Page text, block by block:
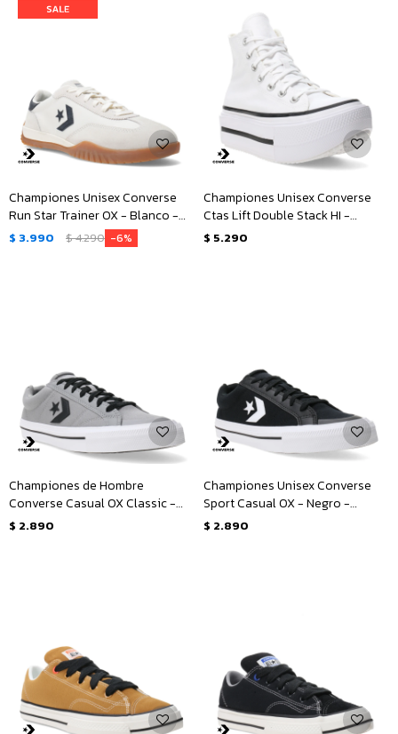
Championes Unisex Converse
Run Star Trainer OX - Blanco -
Negro
$ 3.990 $4.290 6
Championes Unisex Converse
Ctas Lift Double Stack HI -
Blanco - Negro
$ 5.290
Championes de Hombre
Converse Casual OX Classic -
Gris - Negro - Blanco
$ 2.890
Championes Unisex Converse
Sport Casual OX - Negro -
Blanco
$ 2.890